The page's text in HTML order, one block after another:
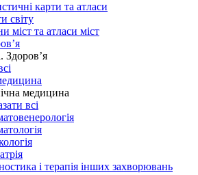
карти та атласи
світу
міст та атласи міст
медицина
всі
і терапія інших захворювань